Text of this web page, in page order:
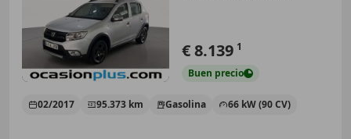
€ 8.139 1
Buen precio
02/2017 95.373 km Gasolina 66 kW (90 CV)